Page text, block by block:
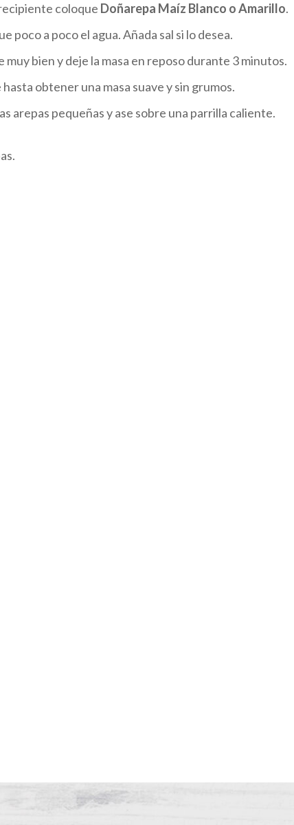
coloque Doñarepa Maíz Blanco o Amarillo.
poco a poco el agua. Añada sal si lo desea.
muy bien y deje la masa en reposo durante 3 minutos.
hasta obtener una masa suave y sin grumos.
arepas pequeñas y ase sobre una parrilla caliente.